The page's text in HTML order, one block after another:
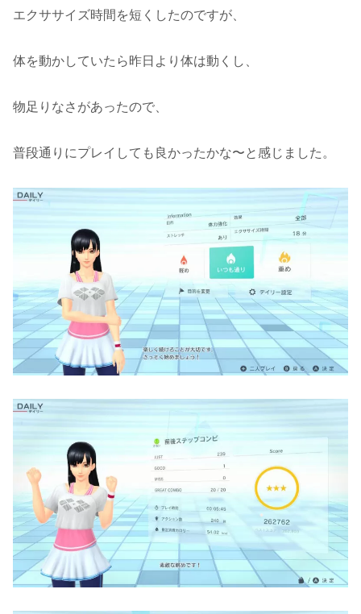
エクササイズ時間を短くしたのですが、
体を動かしていたら昨日より体は動くし、
物足りなさがあったので、
普段通りにプレイしても良かったかな〜と感じました。